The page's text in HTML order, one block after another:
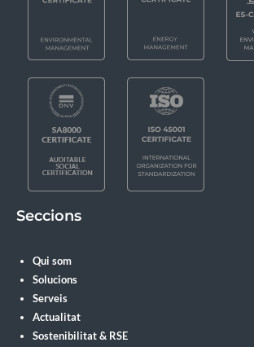
Seccions
Qui som
Solucions
Serveis
Actualitat
Sostenibilitat & RSE